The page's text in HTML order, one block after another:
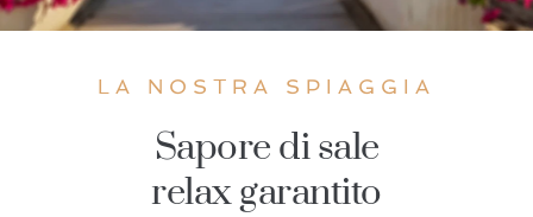
LA NOSTRA SPIAGGIA
Sapore di sale
relax garantito